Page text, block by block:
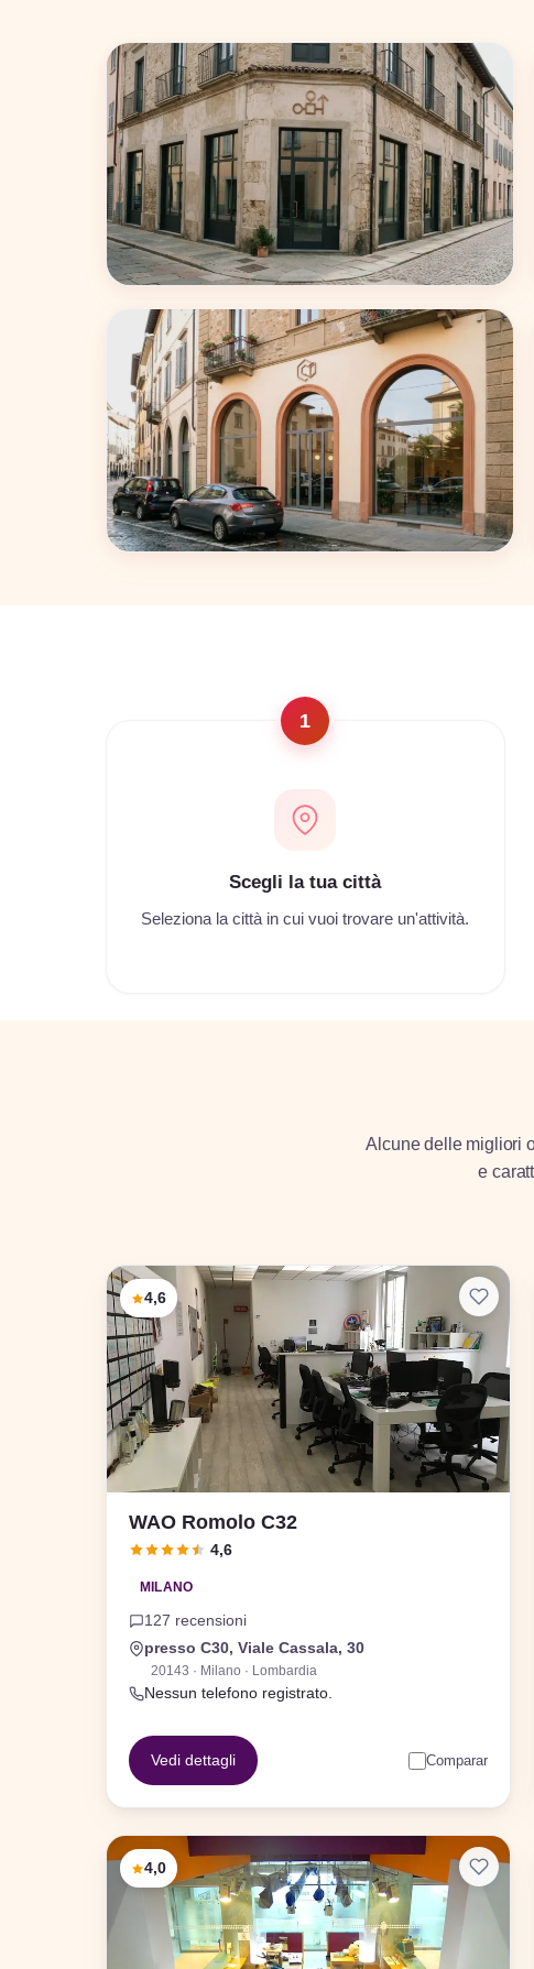
1
Scegli la tua città
Seleziona la città in cui vuoi trovare un'attività.
Milano
75 coworking
Alcune delle migliori
e
4,6
WAO Romolo C32
4,6
MILANO
127 recensioni
presso C30, Viale Cassala, 30
20143 · Milano · Lombardia
Nessun telefono registrato.
Vedi dettagli Comparar
4,0